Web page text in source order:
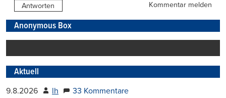
Antworten Kommentar melden
Anonymous Box
Aktuell
9.8.2026 lh 33 Kommentare